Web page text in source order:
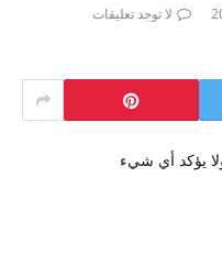
لا توجد تعليقات